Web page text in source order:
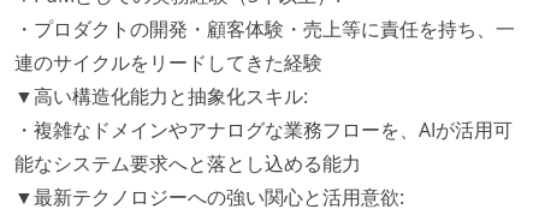
・プロダクトの開発・顧客体験・売上等に責任を持ち、一
連のサイクルをリードしてきた経験
▼高い構造化能力と抽象化スキル:
・複雑なドメインやアナログな業務フローを、AIが活用可
能なシステム要求へと落とし込める能力
▼最新テクノロジーへの強い関心と活用意欲: